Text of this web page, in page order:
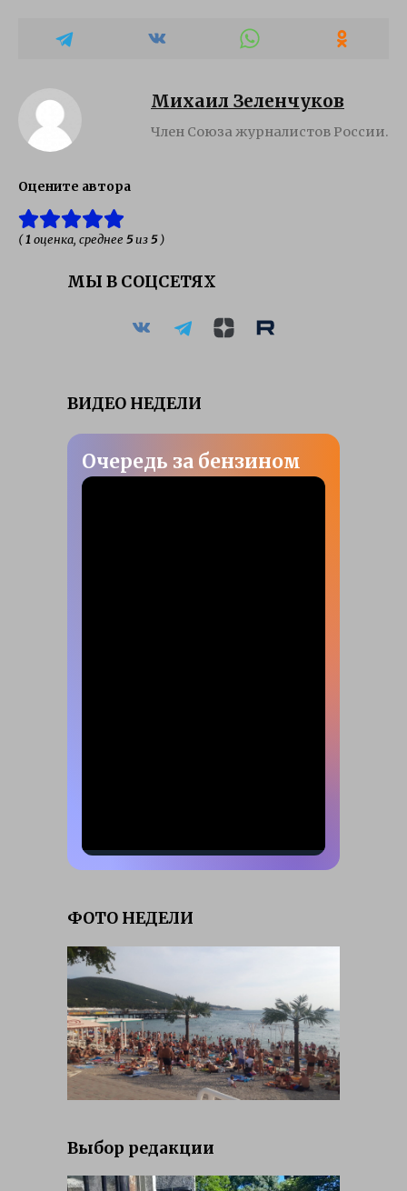
Михаил Зеленчуков
Член Союза журналистов России.
Оцените автора
(1 оценка, среднее 5из5)
МЫ В СОЦСЕТЯХ
ВИДЕО НЕДЕЛИ
Очередь за бензином
ФОТО НЕДЕЛИ
Выбор редакции